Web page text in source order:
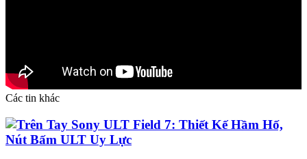
Các tin khác
Trên Tay Sony ULT Field 7: Thiết Kế Hầm Hố,
Nút Bấm ULT Uy Lực